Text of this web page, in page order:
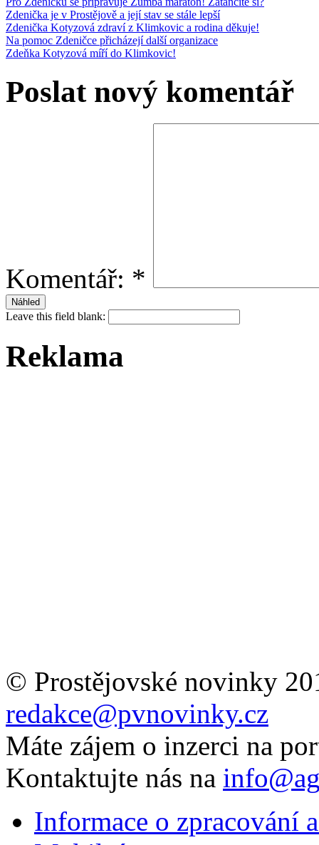
Zdenička je v Prostějově a její stav se stále lepší
Zdenička Kotyzová zdraví z Klimkovic a rodina děkuje!
Na pomoc Zdeničce přicházejí další organizace
Zdeňka Kotyzová míří do Klimkovic!
Poslat nový komentář
Komentář: *
Leave this field blank:
Reklama
© Prostějovské novinky
redakce@pvnovinky.cz
Máte zájem o inzerci na
Kontaktujte nás na
Informace o zpracování